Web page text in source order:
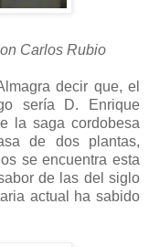
Carlos Rubio
decir que, el
sería D. Enrique
la saga cordobesa
de dos plantas,
se encuentra esta
de las del siglo
actual ha sabido